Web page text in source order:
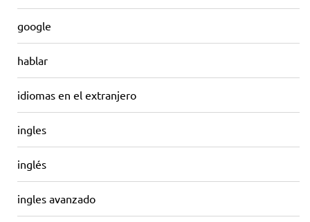
google
hablar
idiomas en el extranjero
ingles
inglés
ingles avanzado